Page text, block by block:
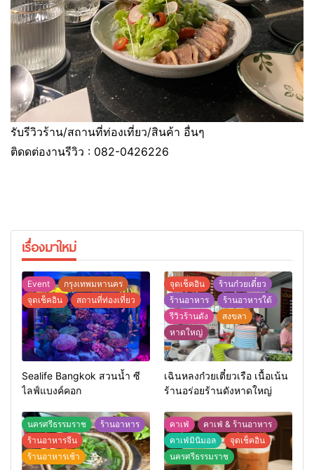
รับรีวิวร้าน/สถานที่ท่องเที่ยว/สินค้า อื่นๆ
ติดดต่องานรีวิว : 082-0426226
เรื่องมาใหม่
Event
กรุงเทพมหานคร
จุดเช็คอิน
สถานที่ท่องเที่ยว
Sealife Bangkok สวนน้ำ ซี
ไลฟ์แบงค์คอก
จุดเช็คอิน
ร้านก๋วยเตี๋ยว
ร้านอาหาร
ร้านอาหารใต้
รีวิวร้านดัง
สงขลา
หาดใหญ่
เฉินหลงก๋วยเตี๋ยวเรือ เนื้อเน้น
ร้านอร่อยร้านดังหาดใหญ่
นครศรีธรรมราช
ร้านอาหาร
ร้านอาหารจีน
ร้านอาหารเช้า
คาเฟ่
คาเฟ่ & ร้านอาหาร
คาเฟ่มินิมอล
จุดเช็คอิน
นครศรีธรรมราช